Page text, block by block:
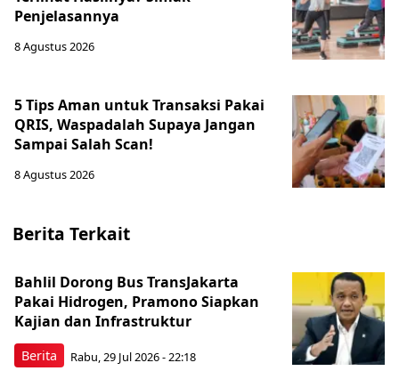
Penjelasannya
8 Agustus 2026
5 Tips Aman untuk Transaksi Pakai
QRIS, Waspadalah Supaya Jangan
Sampai Salah Scan!
8 Agustus 2026
Berita Terkait
Berita
Bahlil Dorong Bus TransJakarta
Pakai Hidrogen, Pramono Siapkan
Kajian dan Infrastruktur
Rabu, 29 Jul 2026 - 22:18